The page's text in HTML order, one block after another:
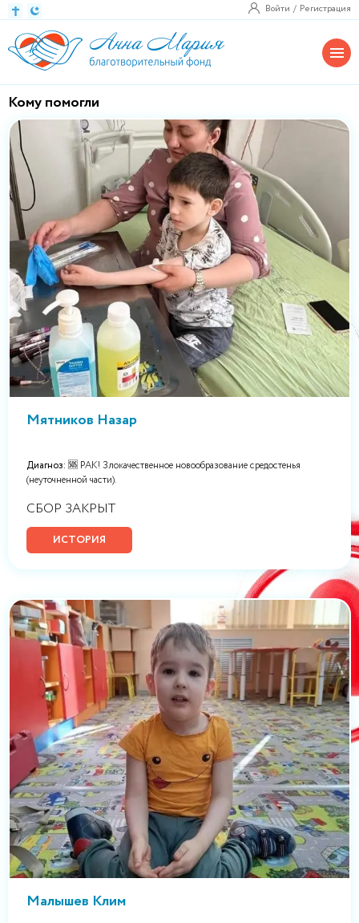
Войти Регистрация
Кому помогли
Мятников Назар
Диагноз: 🆘 РАК! Злокачественное новообразование средостенья
(неуточненной части).
СБОР ЗАКРЫТ
ИСТОРИЯ
Малышев Клим